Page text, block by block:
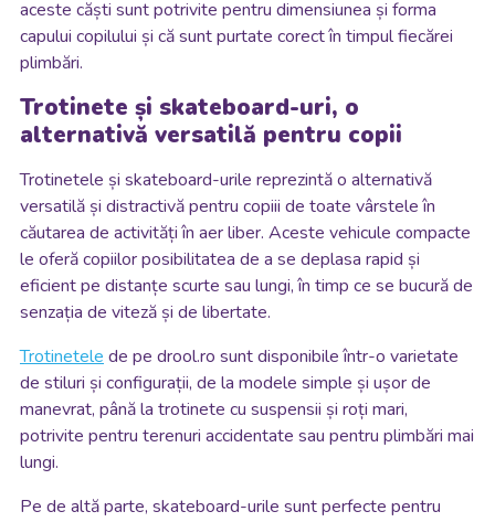
aceste căști sunt potrivite pentru dimensiunea și forma
capului copilului și că sunt purtate corect în timpul fiecărei
plimbări.
Trotinete și skateboard-uri, o
alternativă versatilă pentru copii
Trotinetele și skateboard-urile reprezintă o alternativă
versatilă și distractivă pentru copiii de toate vârstele în
căutarea de activități în aer liber. Aceste vehicule compacte
le oferă copiilor posibilitatea de a se deplasa rapid și
eficient pe distanțe scurte sau lungi, în timp ce se bucură de
senzația de viteză și de libertate.
Trotinetelede pe drool.ro sunt disponibile într-o varietate
de stiluri și configurații, de la modele simple și ușor de
manevrat, până la trotinete cu suspensii și roți mari,
potrivite pentru terenuri accidentate sau pentru plimbări mai
lungi.
Pe de altă parte, skateboard-urile sunt perfecte pentru